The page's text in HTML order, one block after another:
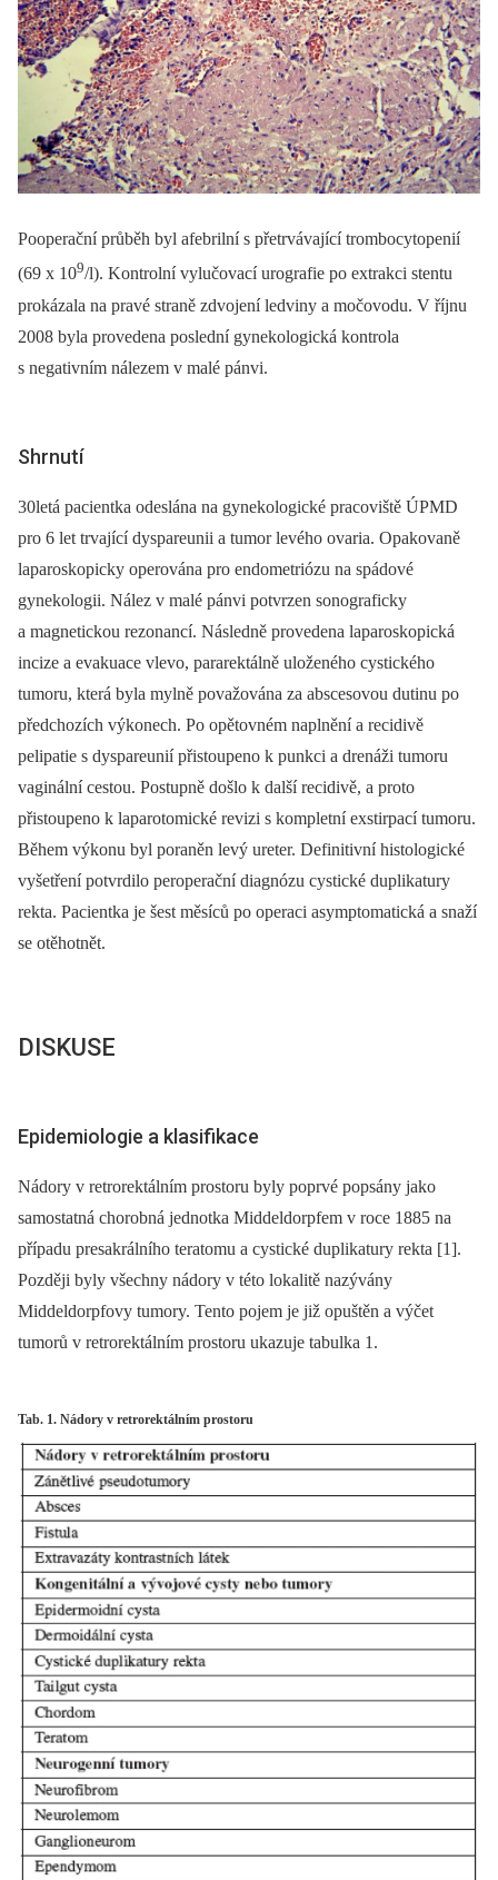
Pooperační průběh byl afebrilní s přetrvávající trombocytopenií
(69 x 109/l). Kontrolní vylučovací urografie po extrakci stentu
prokázala na pravé straně zdvojení ledviny a močovodu. V říjnu
2008 byla provedena poslední gynekologická kontrola
s negativním nálezem v malé pánvi.
Shrnutí
30letá pacientka odeslána na gynekologické pracoviště ÚPMD
pro 6 let trvající dyspareunii a tumor levého ovaria. Opakovaně
laparoskopicky operována pro endometriózu na spádové
gynekologii. Nález v malé pánvi potvrzen sonograficky
a magnetickou rezonancí. Následně provedena laparoskopická
incize a evakuace vlevo, pararektálně uloženého cystického
tumoru, která byla mylně považována za abscesovou dutinu po
předchozích výkonech. Po opětovném naplnění a recidivě
pelipatie s dyspareunií přistoupeno k punkci a drenáži tumoru
vaginální cestou. Postupně došlo k další recidivě, a proto
přistoupeno k laparotomické revizi s kompletní exstirpací tumoru.
Během výkonu byl poraněn levý ureter. Definitivní histologické
vyšetření potvrdilo peroperační diagnózu cystické duplikatury
rekta. Pacientka je šest měsíců po operaci asymptomatická a snaží
se otěhotnět.
DISKUSE
Epidemiologie a klasifikace
Nádory v retrorektálním prostoru byly poprvé popsány jako
samostatná chorobná jednotka Middeldorpfem v roce 1885 na
případu presakrálního teratomu a cystické duplikatury rekta [1].
Později byly všechny nádory v této lokalitě nazývány
Middeldorpfovy tumory. Tento pojem je již opuštěn a výčet
tumorů v retrorektálním prostoru ukazuje tabulka 1.
Tab. 1. Nádory v retrorektálním prostoru